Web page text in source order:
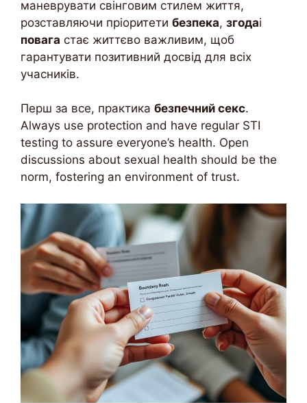
маневрувати свінговим стилем життя,
розставляючи пріоритети безпека, згодаі
повага стає життєво важливим, щоб
гарантувати позитивний досвід для всіх
учасників.
Перш за все, практика безпечний секс.
Always use protection and have regular STI
testing to assure everyone’s health. Open
discussions about sexual health should be the
norm, fostering an environment of trust.